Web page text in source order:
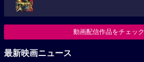
動画配信作品をチェック
最新映画ニュース